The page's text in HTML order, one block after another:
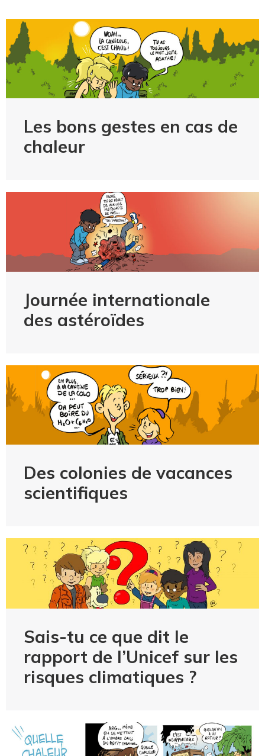
Les bons gestes en cas de
chaleur
Journée internationale
des astéroïdes
Des colonies de vacances
scientifiques
Sais-tu ce que dit le
rapport de l’Unicef sur les
risques climatiques ?